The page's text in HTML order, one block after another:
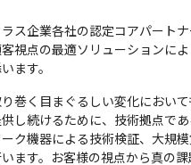
ス企業各社の認定コアパート
視点の最適ソリューションに
ます。
巻く目まぐるしい変化におい
し続けるために、技術拠点で
ク機器による技術検証、大規
ます。お客様の視点から真の